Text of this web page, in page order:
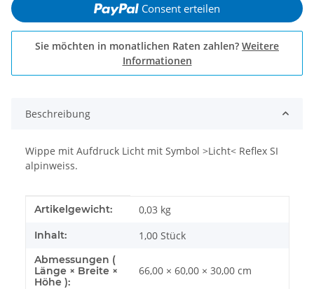
Consent erteilen
Sie möchten in monatlichen Raten zahlen? Weitere
Informationen
Beschreibung
Wippe mit Aufdruck Licht mit Symbol >Licht< Reflex SI
alpinweiss.
Produkteigenschaft
Wert
Artikelgewicht: 0,03 kg
Inhalt: 1,00 Stück
Abmessungen (
Länge × Breite ×
Höhe ):
66,00 × 60,00 × 30,00 cm